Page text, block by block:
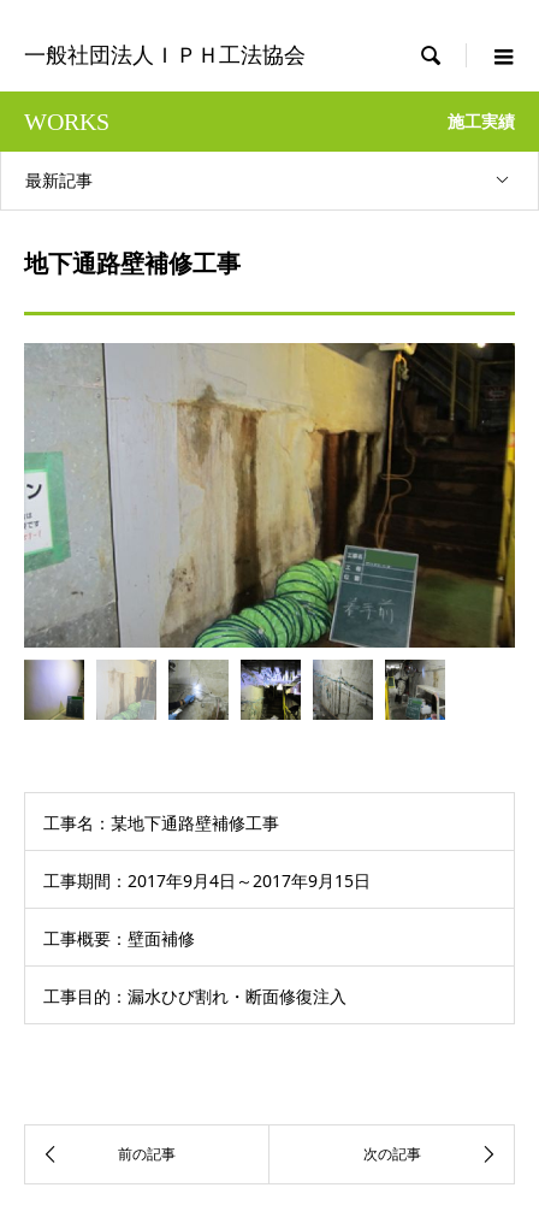
一般社団法人ＩＰＨ工法協会 
WORKS 施工実績
最新記事
地下通路壁補修工事
工事名：某地下通路壁補修工事
工事期間：2017年9月4日～2017年9月15日
工事概要：壁面補修
工事目的：漏水ひび割れ・断面修復注入